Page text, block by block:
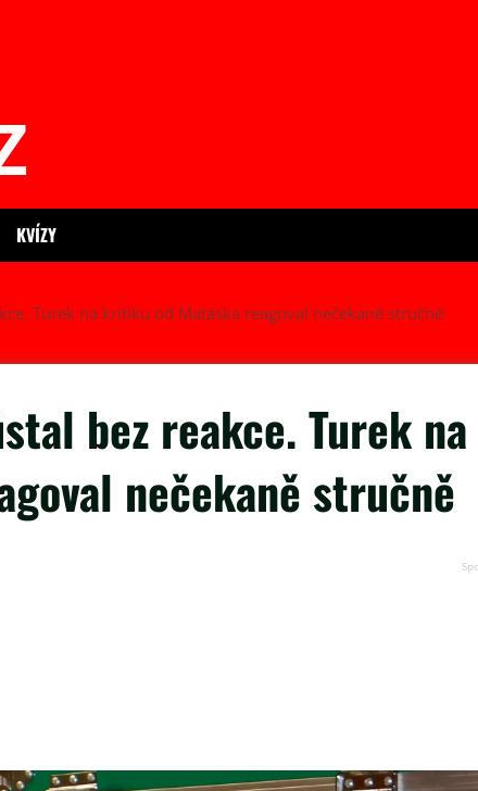
KVÍZY
Turek na kritiku od Matáska reagoval nečekaně stručně
bez reakce. Turek na
nečekaně stručně